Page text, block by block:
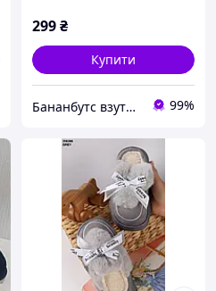
299₴
Купити
Бананбутс взуття сумки рюкзаки аксесуари 99%